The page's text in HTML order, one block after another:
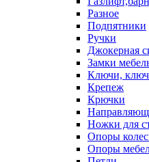
Разное
Подпятники
Ручки
Джокерная
Замки
Ключи,
Крепеж
Крючки
Ножки для
Опоры
Опоры